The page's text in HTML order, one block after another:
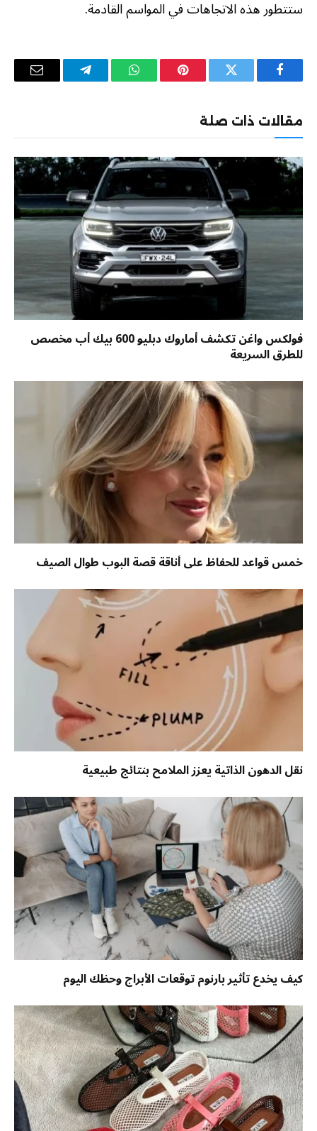
ستتطور هذه الاتجاهات في المواسم القادمة.
فيسبوك تويتر بينتيريستواتساب تيلقرام
البريد
مقالات ذات صلة
فولكس واغن تكشف أماروك دبليو 600 بيك أب مخصص
للطرق السريعة
خمس قواعد للحفاظ على أناقة قصة البوب طوال الصيف
نقل الدهون الذاتية يعزز الملامح بنتائج طبيعية
كيف يخدع تأثير بارنوم توقعات الأبراج وحظك اليوم